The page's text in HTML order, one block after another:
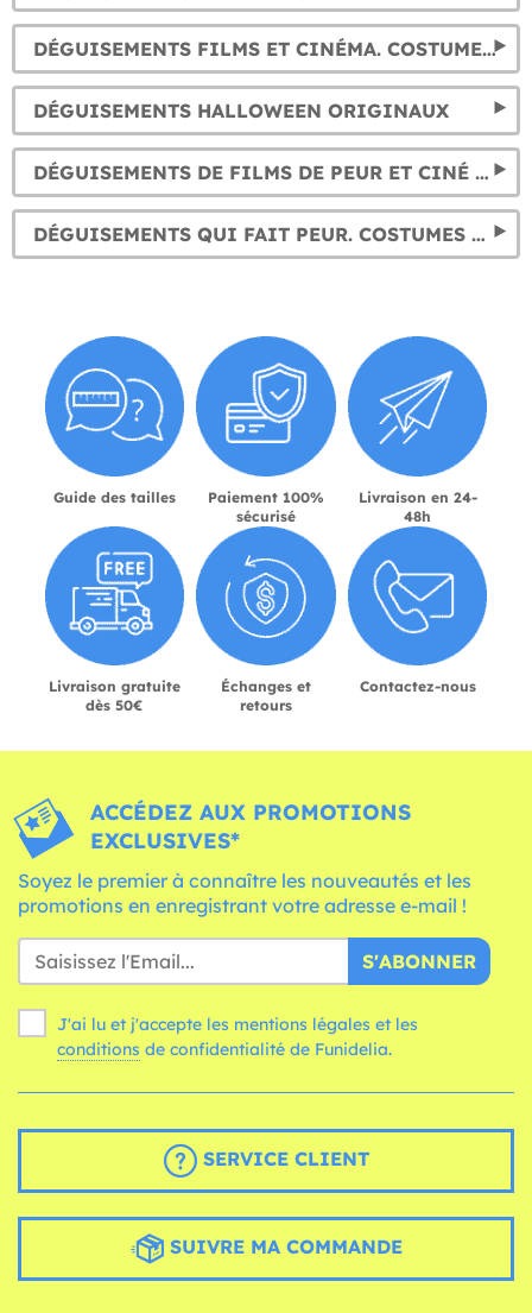
DÉGUISEMENTS FILMS ET CINÉMA. COSTUMES SÉRIES TV
DÉGUISEMENTS HALLOWEEN ORIGINAUX
DÉGUISEMENTS DE FILMS DE PEUR ET CINÉ D’HORREUR
DÉGUISEMENTS QUI FAIT PEUR. COSTUMES D'HORREUR POUR ENFANTS ET ADULTES
Guide des tailles
Paiement 100%
sécurisé
Livraison en 24-
48h
Livraison gratuite
dès 50€
Échanges et
retours
Contactez-nous
ACCÉDEZ AUX PROMOTIONS
EXCLUSIVES*
Soyez le premier à connaître les nouveautés et les
promotions en enregistrant votre adresse e-mail !
S'ABONNER
J'ai lu et j'accepte les mentions légales et les
conditions de confidentialité de Funidelia.
SERVICE CLIENT
SUIVRE MA COMMANDE